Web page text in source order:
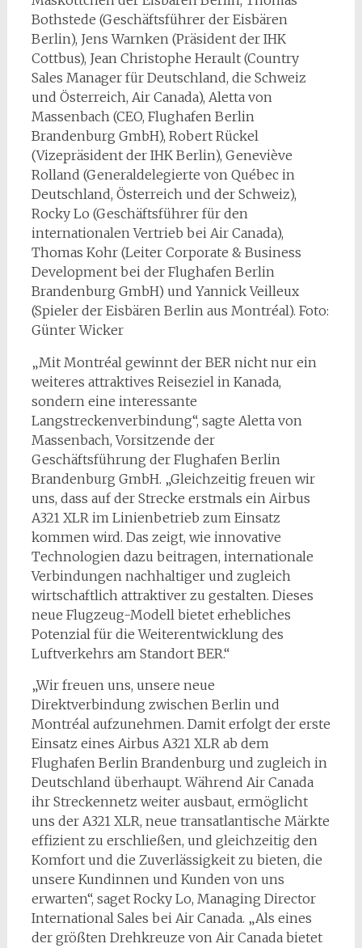
Bothstede (Geschäftsführer der Eisbären
Berlin), Jens Warnken (Präsident der IHK
Cottbus), Jean Christophe Herault (Country
Sales Manager für Deutschland, die Schweiz
und Österreich, Air Canada), Aletta von
Massenbach (CEO, Flughafen Berlin
Brandenburg GmbH), Robert Rückel
(Vizepräsident der IHK Berlin), Geneviève
Rolland (Generaldelegierte von Québec in
Deutschland, Österreich und der Schweiz),
Rocky Lo (Geschäftsführer für den
internationalen Vertrieb bei Air Canada),
Thomas Kohr (Leiter Corporate & Business
Development bei der Flughafen Berlin
Brandenburg GmbH) und Yannick Veilleux
(Spieler der Eisbären Berlin aus Montréal). Foto:
Günter Wicker
„Mit Montréal gewinnt der BER nicht nur ein
weiteres attraktives Reiseziel in Kanada,
sondern eine interessante
Langstreckenverbindung“, sagte Aletta von
Massenbach, Vorsitzende der
Geschäftsführung der Flughafen Berlin
Brandenburg GmbH. „Gleichzeitig freuen wir
uns, dass auf der Strecke erstmals ein Airbus
A321 XLR im Linienbetrieb zum Einsatz
kommen wird. Das zeigt, wie innovative
Technologien dazu beitragen, internationale
Verbindungen nachhaltiger und zugleich
wirtschaftlich attraktiver zu gestalten. Dieses
neue Flugzeug-Modell bietet erhebliches
Potenzial für die Weiterentwicklung des
Luftverkehrs am Standort BER.“
„Wir freuen uns, unsere neue
Direktverbindung zwischen Berlin und
Montréal aufzunehmen. Damit erfolgt der erste
Einsatz eines Airbus A321 XLR ab dem
Flughafen Berlin Brandenburg und zugleich in
Deutschland überhaupt. Während Air Canada
ihr Streckennetz weiter ausbaut, ermöglicht
uns der A321 XLR, neue transatlantische Märkte
effizient zu erschließen, und gleichzeitig den
Komfort und die Zuverlässigkeit zu bieten, die
unsere Kundinnen und Kunden von uns
erwarten“, saget Rocky Lo, Managing Director
International Sales bei Air Canada. „Als eines
der größten Drehkreuze von Air Canada bietet